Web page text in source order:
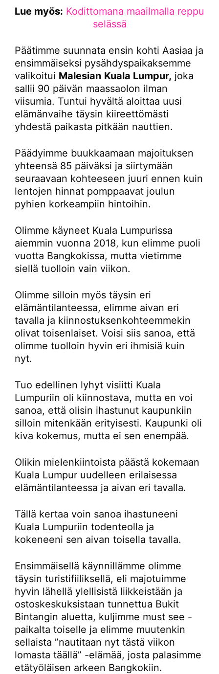
Lue myös: Kodittomana maailmalla reppu
selässä
Päätimme suunnata ensin kohti Aasiaa ja
ensimmäiseksi pysähdyspaikaksemme
valikoitui Malesian Kuala Lumpur, joka
sallii 90 päivän maassaolon ilman
viisumia. Tuntui hyvältä aloittaa uusi
elämänvaihe täysin kiireettömästi
yhdestä paikasta pitkään nauttien.
Päädyimme buukkaamaan majoituksen
yhteensä 85 päiväksi ja siirtymään
seuraavaan kohteeseen juuri ennen kuin
lentojen hinnat pomppaavat joulun
pyhien korkeampiin hintoihin.
Olimme käyneet Kuala Lumpurissa
aiemmin vuonna 2018, kun elimme puoli
vuotta Bangkokissa, mutta vietimme
siellä tuolloin vain viikon.
Olimme silloin myös täysin eri
elämäntilanteessa, elimme aivan eri
tavalla ja kiinnostuksenkohteemmekin
olivat toisenlaiset. Voisi siis sanoa, että
olimme tuolloin hyvin eri ihmisiä kuin
nyt.
Tuo edellinen lyhyt visiitti Kuala
Lumpuriin oli kiinnostava, mutta en voi
sanoa, että olisin ihastunut kaupunkiin
silloin mitenkään erityisesti. Kaupunki oli
kiva kokemus, mutta ei sen enempää.
Olikin mielenkiintoista päästä kokemaan
Kuala Lumpur uudelleen erilaisessa
elämäntilanteessa ja aivan eri tavalla.
Tällä kertaa voin sanoa ihastuneeni
Kuala Lumpuriin todenteolla ja
kokeneeni sen aivan toisella tavalla.
Ensimmäisellä käynnillämme olimme
täysin turistifiiliksellä, eli majotuimme
hyvin lähellä ylellisistä liikkeistään ja
ostoskeskuksistaan tunnettua Bukit
Bintangin aluetta, kuljimme must see -
paikalta toiselle ja elimme muutenkin
sellaista ”nautitaan nyt tästä viikon
lomasta täällä” -elämää, josta palasimme
etätyöläisen arkeen Bangkokiin.